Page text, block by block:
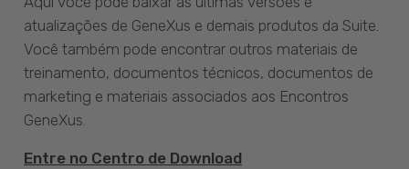
atualizações de GeneXus e demais produtos da Suite.
Você também pode encontrar outros materiais de
treinamento, documentos técnicos, documentos de
marketing e materiais associados aos Encontros
GeneXus.
Entre no Centro de Download